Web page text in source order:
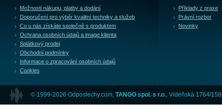
Možnosti nákupu, platby a dodání
Doporučení pro výběr kvalitní techniky a služeb
Co u nás získáte společně s produktem
Ochrana osobních údajů a image klienta
Splátkový prodej
Obchodní podmínky
Informace o zpracování osobních údajů
Cookies
Příklady z praxe
Právní rozbor
Novinky
© 1999-2026 Odposlechy.com, TANGO spol. s r.o. , Vídeňská 1764/